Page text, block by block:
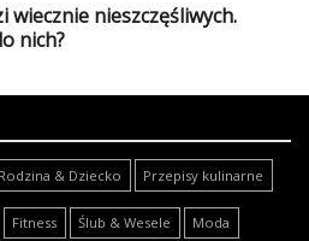
wiecznie nieszczęśliwych.
nich?
Rodzina & Dziecko Przepisy kulinarne
Fitness Ślub & Wesele Moda